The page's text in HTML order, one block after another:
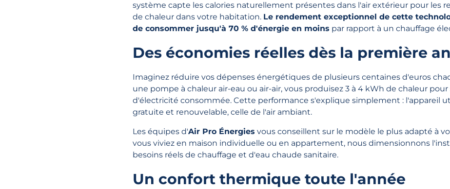
système capte les calories naturellement présentes dans l'air extérieur pour les
de chaleur dans votre habitation. Le rendement exceptionnel de cette
de consommer jusqu'à 70 % d'énergie en moins par rapport à un chauffage
Des économies réelles dès la première
Imaginez réduire vos dépenses énergétiques de plusieurs centaines d'euros
une pompe à chaleur air-eau ou air-air, vous produisez 3 à 4 kWh de chaleur
d'électricité consommée. Cette performance s'explique simplement : l'appareil
gratuite et renouvelable, celle de l'air ambiant.
Les équipes d'Air Pro Énergies vous conseillent sur le modèle le plus adapté à
vous viviez en maison individuelle ou en appartement, nous dimensionnons
besoins réels de chauffage et d'eau chaude sanitaire.
Un confort thermique toute l'année